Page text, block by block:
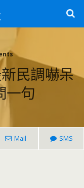
民調嚇呆
一句
Mail SMS